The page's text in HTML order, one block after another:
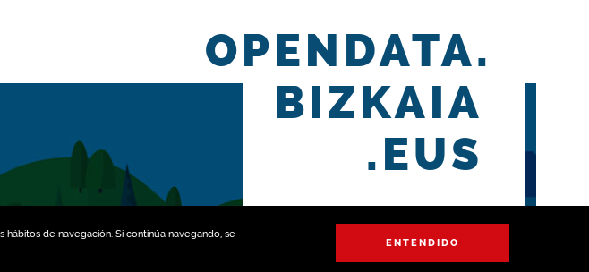
de navegación. Si continúa navegando, se
ENTENDIDO
OPENDATA.
BIZKAIA
.EUS